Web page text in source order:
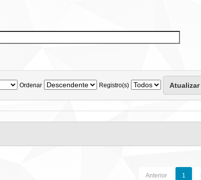
Ordenar Registro(s)
Anterior 1